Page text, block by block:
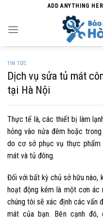
content
ADD ANYTHING
TIN TỨC
Dịch vụ sửa tủ mát
tại Hà Nội
Thực tế là, các thiết bị làm
hỏng vào nửa đêm hoặc
do cơ sở phục vụ thực
mát và tủ đông.
Đối với bất kỳ chủ sở hữu nào,
hoạt động kém là một cơn ác
chúng tôi sẽ xác định các vấn
mát của bạn. Bên cạnh